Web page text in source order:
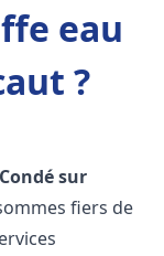
eau
?
Condé sur
fiers de